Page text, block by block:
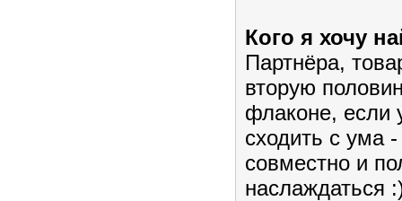
Кого я хочу
Партнёра,
вторую
флаконе, если
сходить с ума
совместно и
наслаждаться